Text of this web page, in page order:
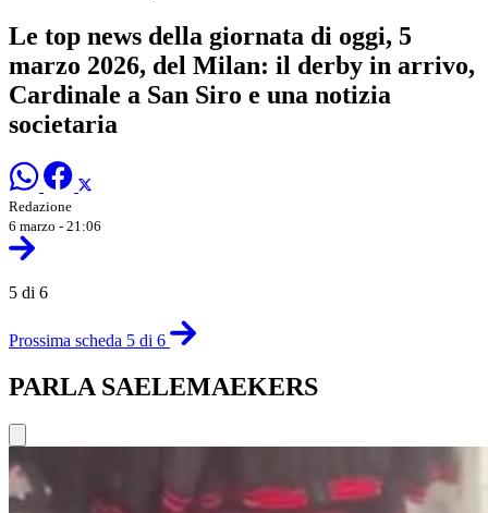
Le top news della giornata di oggi, 5
marzo 2026, del Milan: il derby in arrivo,
Cardinale a San Siro e una notizia
societaria
Redazione
6 marzo - 21:06
5 di 6
Prossima scheda 5 di 6
PARLA SAELEMAEKERS